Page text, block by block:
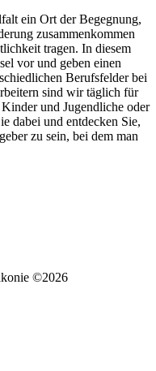
ein Ort der Begegnung,
zusammenkommen
tragen. In diesem
vor und geben einen
Berufsfelder bei
sind wir täglich für
und Jugendliche oder
dabei und entdecken Sie,
zu sein, bei dem man
©2026